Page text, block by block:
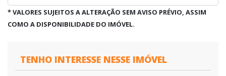
* VALORES SUJEITOS A ALTERAÇÃO SEM AVISO PRÉVIO, ASSIM
COMO A DISPONIBILIDADE DO IMÓVEL.
TENHO INTERESSE NESSE IMÓVEL